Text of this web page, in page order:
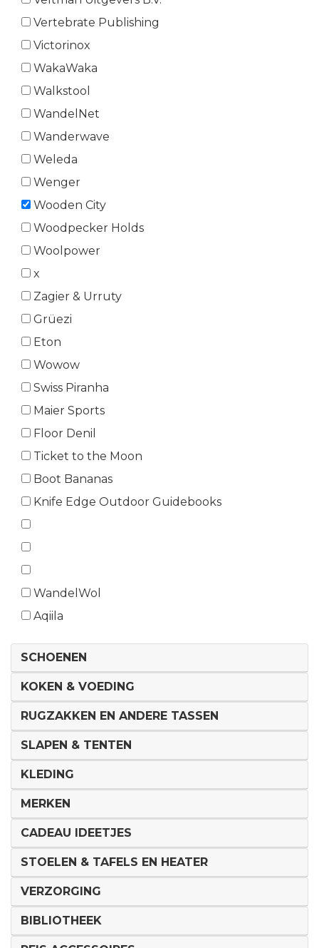
Vertebrate Publishing
Victorinox
WakaWaka
Walkstool
WandelNet
Wanderwave
Weleda
Wenger
Wooden City
Woodpecker Holds
Woolpower
x
Zagier & Urruty
Grüezi
Eton
Wowow
Swiss Piranha
Maier Sports
Floor Denil
Ticket to the Moon
Boot Bananas
Knife Edge Outdoor Guidebooks
WandelWol
Aqiila
SCHOENEN
KOKEN & VOEDING
RUGZAKKEN EN ANDERE TASSEN
SLAPEN & TENTEN
KLEDING
MERKEN
CADEAU IDEETJES
STOELEN & TAFELS EN HEATER
VERZORGING
BIBLIOTHEEK